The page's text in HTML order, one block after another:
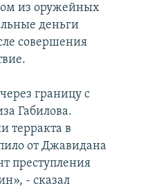
из оружейных
деньги
совершения
границу с
Габилова.
терракта в
от Джавидана
преступления
- сказал